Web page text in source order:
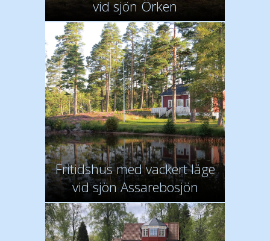
vid sjön Örken
Fritidshus med vackert läge
vid sjön Assarebosjön